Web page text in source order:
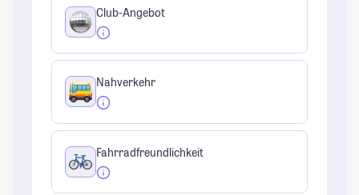
Club-Angebot
Nahverkehr
Fahrradfreundlichkeit